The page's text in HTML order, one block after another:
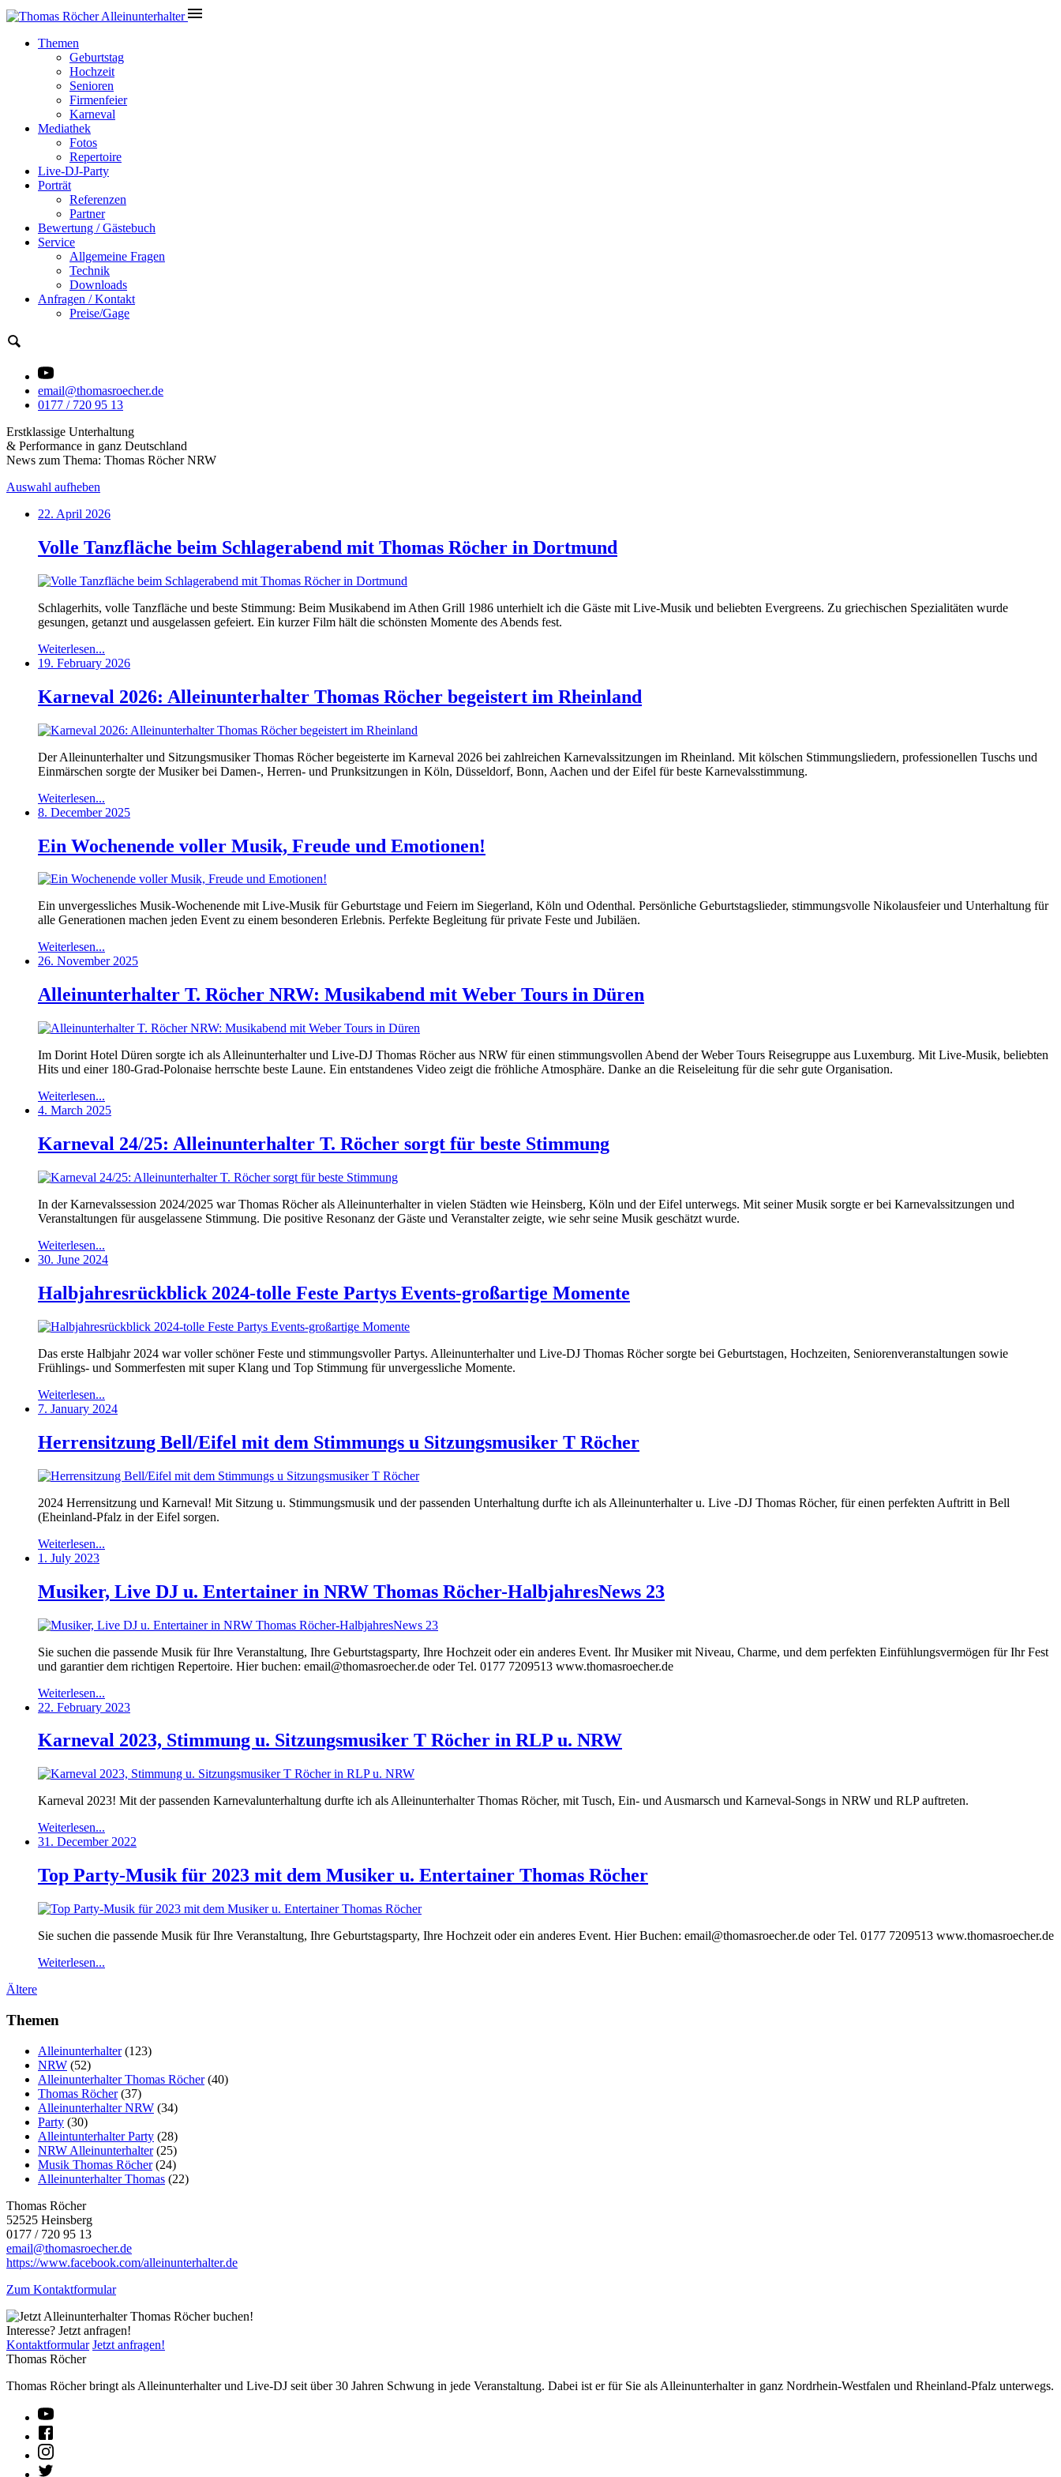
Themen
Geburtstag
Hochzeit
Senioren
Firmenfeier
Karneval
Mediathek
Fotos
Repertoire
Live-DJ-Party
Porträt
Referenzen
Partner
Bewertung / Gästebuch
Service
Allgemeine Fragen
Technik
Downloads
Anfragen / Kontakt
Preise/Gage
email@thomasroecher.de
0177 / 720 95 13
Erstklassige Unterhaltung
& Performance in ganz Deutschland
News zum Thema: Thomas Röcher NRW
Auswahl aufheben
22. April 2026
Volle Tanzfläche beim Schlagerabend mit Thomas Röcher in Dortmund
Schlagerhits, volle Tanzfläche und beste Stimmung: Beim Musikabend im Athen Grill 1986 unterhielt ich die Gäste mit Live-Musik und beliebten Evergreens. Zu griechischen Spezialitäten wurde
gesungen, getanzt und ausgelassen gefeiert. Ein kurzer Film hält die schönsten Momente des Abends fest.
Weiterlesen...
19. February 2026
Karneval 2026: Alleinunterhalter Thomas Röcher begeistert im Rheinland
Der Alleinunterhalter und Sitzungsmusiker Thomas Röcher begeisterte im Karneval 2026 bei zahlreichen Karnevalssitzungen im Rheinland. Mit kölschen Stimmungsliedern, professionellen Tuschs und
Einmärschen sorgte der Musiker bei Damen-, Herren- und Prunksitzungen in Köln, Düsseldorf, Bonn, Aachen und der Eifel für beste Karnevalsstimmung.
Weiterlesen...
8. December 2025
Ein Wochenende voller Musik, Freude und Emotionen!
Ein unvergessliches Musik-Wochenende mit Live-Musik für Geburtstage und Feiern im Siegerland, Köln und Odenthal. Persönliche Geburtstagslieder, stimmungsvolle Nikolausfeier und Unterhaltung für
alle Generationen machen jeden Event zu einem besonderen Erlebnis. Perfekte Begleitung für private Feste und Jubiläen.
Weiterlesen...
26. November 2025
Alleinunterhalter T. Röcher NRW: Musikabend mit Weber Tours in Düren
Im Dorint Hotel Düren sorgte ich als Alleinunterhalter und Live-DJ Thomas Röcher aus NRW für einen stimmungsvollen Abend der Weber Tours Reisegruppe aus Luxemburg. Mit Live-Musik, beliebten
Hits und einer 180-Grad-Polonaise herrschte beste Laune. Ein entstandenes Video zeigt die fröhliche Atmosphäre. Danke an die Reiseleitung für die sehr gute Organisation.
Weiterlesen...
4. March 2025
Karneval 24/25: Alleinunterhalter T. Röcher sorgt für beste Stimmung
In der Karnevalssession 2024/2025 war Thomas Röcher als Alleinunterhalter in vielen Städten wie Heinsberg, Köln und der Eifel unterwegs. Mit seiner Musik sorgte er bei Karnevalssitzungen und
Veranstaltungen für ausgelassene Stimmung. Die positive Resonanz der Gäste und Veranstalter zeigte, wie sehr seine Musik geschätzt wurde.
Weiterlesen...
30. June 2024
Halbjahresrückblick 2024-tolle Feste Partys Events-großartige Momente
Das erste Halbjahr 2024 war voller schöner Feste und stimmungsvoller Partys. Alleinunterhalter und Live-DJ Thomas Röcher sorgte bei Geburtstagen, Hochzeiten, Seniorenveranstaltungen sowie
Frühlings- und Sommerfesten mit super Klang und Top Stimmung für unvergessliche Momente.
Weiterlesen...
7. January 2024
Herrensitzung Bell/Eifel mit dem Stimmungs u Sitzungsmusiker T Röcher
2024 Herrensitzung und Karneval! Mit Sitzung u. Stimmungsmusik und der passenden Unterhaltung durfte ich als Alleinunterhalter u. Live -DJ Thomas Röcher, für einen perfekten Auftritt in Bell
(Eheinland-Pfalz in der Eifel sorgen.
Weiterlesen...
1. July 2023
Musiker, Live DJ u. Entertainer in NRW Thomas Röcher-HalbjahresNews 23
Sie suchen die passende Musik für Ihre Veranstaltung, Ihre Geburtstagsparty, Ihre Hochzeit oder ein anderes Event. Ihr Musiker mit Niveau, Charme, und dem perfekten Einfühlungsvermögen für Ihr Fest
und garantier dem richtigen Repertoire. Hier buchen: email@thomasroecher.de oder Tel. 0177 7209513 www.thomasroecher.de
Weiterlesen...
22. February 2023
Karneval 2023, Stimmung u. Sitzungsmusiker T Röcher in RLP u. NRW
Karneval 2023! Mit der passenden Karnevalunterhaltung durfte ich als Alleinunterhalter Thomas Röcher, mit Tusch, Ein- und Ausmarsch und Karneval-Songs in NRW und RLP auftreten.
Weiterlesen...
31. December 2022
Top Party-Musik für 2023 mit dem Musiker u. Entertainer Thomas Röcher
Sie suchen die passende Musik für Ihre Veranstaltung, Ihre Geburtstagsparty, Ihre Hochzeit oder ein anderes Event. Hier Buchen: email@thomasroecher.de oder Tel. 0177 7209513 www.thomasroecher.de
Weiterlesen...
Ältere
Themen
Alleinunterhalter(123)
NRW (52)
Alleinunterhalter Thomas Röcher(40)
Thomas Röcher(37)
Alleinunterhalter NRW (34)
Party (30)
Alleintunterhalter Party (28)
NRW Alleinunterhalter(25)
Musik Thomas Röcher(24)
Alleinunterhalter Thomas (22)
Thomas Röcher
52525 Heinsberg
0177 / 720 95 13
email@thomasroecher.de
https://www.facebook.com/alleinunterhalter.de
Zum Kontaktformular
Interesse? Jetzt anfragen!
Kontaktformular Jetzt anfragen!
Thomas Röcher
Thomas Röcher bringt als Alleinunterhalter und Live-DJ seit über 30 Jahren Schwung in jede Veranstaltung. Dabei ist er für Sie als Alleinunterhalter in ganz Nordrhein-Westfalen und Rheinland-Pfalz unterwegs.